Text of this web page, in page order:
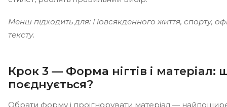
Менш підходить для: Повсякденного життя, спорту,
тексту.
Крок 3 — Форма нігтів і матеріал:
поєднується?
Обрати форму і проігнорувати матеріал —